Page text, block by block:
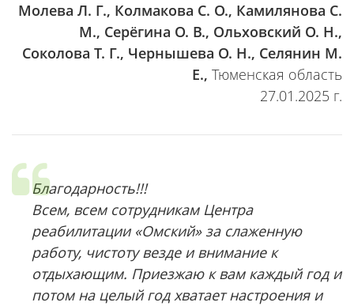
Молева Л. Г., Колмакова С. О., Камилянова С.
М., Серёгина О. В., Ольховский О. Н.,
Соколова Т. Г., Чернышева О. Н., Селянин М.
Е., Тюменская область
27.01.2025 г.
Благодарность!!!
Всем, всем сотрудникам Центра
реабилитации «Омский» за слаженную
работу, чистоту везде и внимание к
отдыхающим. Приезжаю к вам каждый год и
потом на целый год хватает настроения и